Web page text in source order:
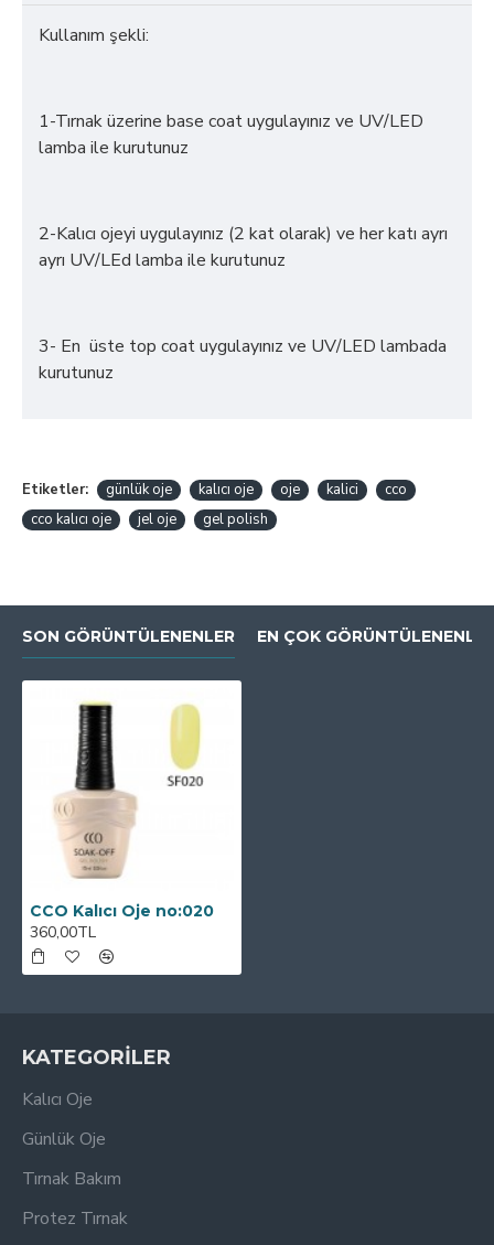
Kullanım şekli:
1-Tırnak üzerine base coat uygulayınız ve UV/LED
lamba ile kurutunuz
2-Kalıcı ojeyi uygulayınız (2 kat olarak) ve her katı ayrı
ayrı UV/LEd lamba ile kurutunuz
3- En üste top coat uygulayınız ve UV/LED lambada
kurutunuz
Etiketler: günlük oje kalıcı oje oje kalici
cco
cco kalıcı oje
jel oje gel polish
SON GÖRÜNTÜLENENLER EN ÇOK
CCO Kalıcı Oje no:020
360,00TL
KATEGORİLER
Kalıcı Oje
Günlük Oje
Tırnak Bakım
Protez Tırnak